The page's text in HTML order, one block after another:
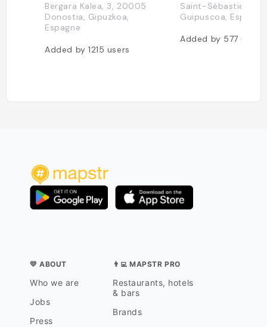
Bergara Kalea, 3, 20005
Donostia, Gipuzkoa,
Espagne
Added by1215 users
Saint-Sébastien,
Guipuscoa, Espagne
Added by 577users
💛 ABOUT
Who we are
Jobs
Press
👨‍💻 MAPSTR PRO
Restaurants, hotels
& bars
Brands